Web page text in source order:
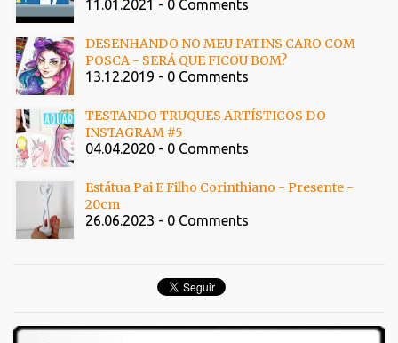
11.01.2021 - 0 Comments
DESENHANDO NO MEU PATINS CARO COM
POSCA - SERÁ QUE FICOU BOM?
13.12.2019 - 0 Comments
TESTANDO TRUQUES ARTÍSTICOS DO
INSTAGRAM #5
04.04.2020 - 0 Comments
Estátua Pai E Filho Corinthiano - Presente -
20cm
26.06.2023 - 0 Comments